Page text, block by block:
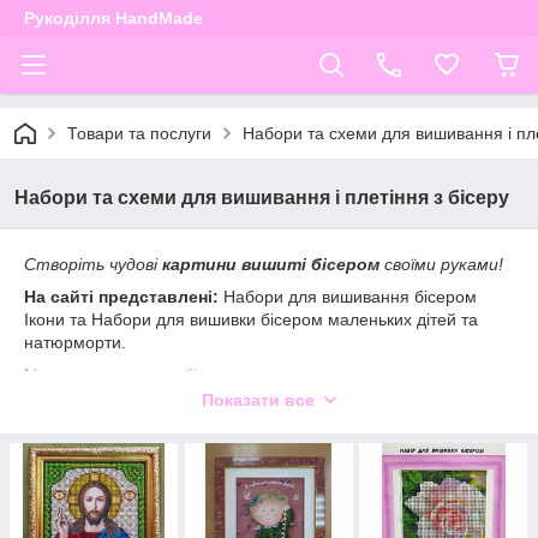
Рукоділля HandMade
Товари та послуги Набори та схеми для вишивання і
Набори та схеми для вишивання і плетіння з бісеру
Створіть чудовікартини вишиті бісером своїми руками!
На сайті представлені: Набори для вишивання бісером
Ікони та Набори для вишивки бісером маленьких дітей та
натюрморти.
Мистецтво вишивки бісером не лише дозволяє вам
реалізувати свої творчі здібності, а й створити унікальні
натюрмортів, набори для вишивання бісером – це ідеальний
спосіб втілити ваші творчі та духовні прагнення до життя. У
цій статті ми розглянемо, як набори для вишивання бісером,
які представлені на нашому сайті, допоможуть вам створити
Показати все